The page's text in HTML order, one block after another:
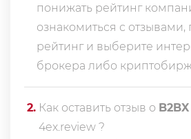
понижать рейтинг
ознакомиться с отзывами,
рейтинг и выберите
брокера либо
2. Как оставить отзыв о B2BX
4ex.review ?